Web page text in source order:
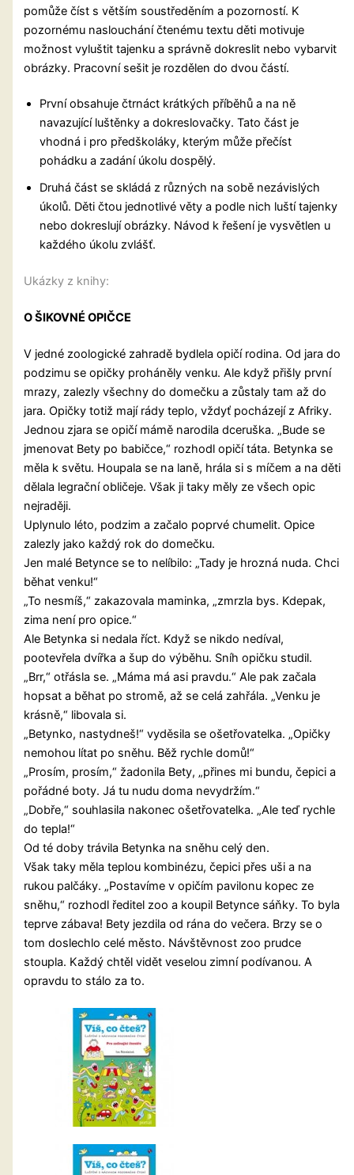
pomůže číst s větším soustředěním a pozorností. K
pozornému naslouchání čtenému textu děti motivuje
možnost vyluštit tajenku a správně dokreslit nebo vybarvit
obrázky. Pracovní sešit je rozdělen do dvou částí.
První obsahuje čtrnáct krátkých příběhů a na ně
navazující luštěnky a dokreslovačky. Tato část je
vhodná i pro předškoláky, kterým může přečíst
pohádku a zadání úkolu dospělý.
Druhá část se skládá z různých na sobě nezávislých
úkolů. Děti čtou jednotlivé věty a podle nich luští tajenky
nebo dokreslují obrázky. Návod k řešení je vysvětlen u
každého úkolu zvlášť.
Ukázky z knihy:
O ŠIKOVNÉ OPIČCE
V jedné zoologické zahradě bydlela opičí rodina. Od jara do
podzimu se opičky proháněly venku. Ale když přišly první
mrazy, zalezly všechny do domečku a zůstaly tam až do
jara. Opičky totiž mají rády teplo, vždyť pocházejí z Afriky.
Jednou zjara se opičí mámě narodila dceruška. „Bude se
jmenovat Bety po babičce,“ rozhodl opičí táta. Betynka se
měla k světu. Houpala se na laně, hrála si s míčem a na děti
dělala legrační obličeje. Však ji taky měly ze všech opic
nejraději.
Uplynulo léto, podzim a začalo poprvé chumelit. Opice
zalezly jako každý rok do domečku.
Jen malé Betynce se to nelíbilo: „Tady je hrozná nuda. Chci
běhat venku!“
„To nesmíš,“ zakazovala maminka, „zmrzla bys. Kdepak,
zima není pro opice.“
Ale Betynka si nedala říct. Když se nikdo nedíval,
pootevřela dvířka a šup do výběhu. Sníh opičku studil.
„Brr,“ otřásla se. „Máma má asi pravdu.“ Ale pak začala
hopsat a běhat po stromě, až se celá zahřála. „Venku je
krásně,“ libovala si.
„Betynko, nastydneš!“ vyděsila se ošetřovatelka. „Opičky
nemohou lítat po sněhu. Běž rychle domů!“
„Prosím, prosím,“ žadonila Bety, „přines mi bundu, čepici a
pořádné boty. Já tu nudu doma nevydržím.“
„Dobře,“ souhlasila nakonec ošetřovatelka. „Ale teď rychle
do tepla!“
Od té doby trávila Betynka na sněhu celý den.
Však taky měla teplou kombinézu, čepici přes uši a na
rukou palčáky. „Postavíme v opičím pavilonu kopec ze
sněhu,“ rozhodl ředitel zoo a koupil Betynce sáňky. To byla
teprve zábava! Bety jezdila od rána do večera. Brzy se o
tom doslechlo celé město. Návštěvnost zoo prudce
stoupla. Každý chtěl vidět veselou zimní podívanou. A
opravdu to stálo za to.